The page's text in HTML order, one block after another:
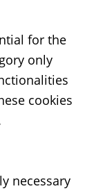
for the
only
cookies
necessary